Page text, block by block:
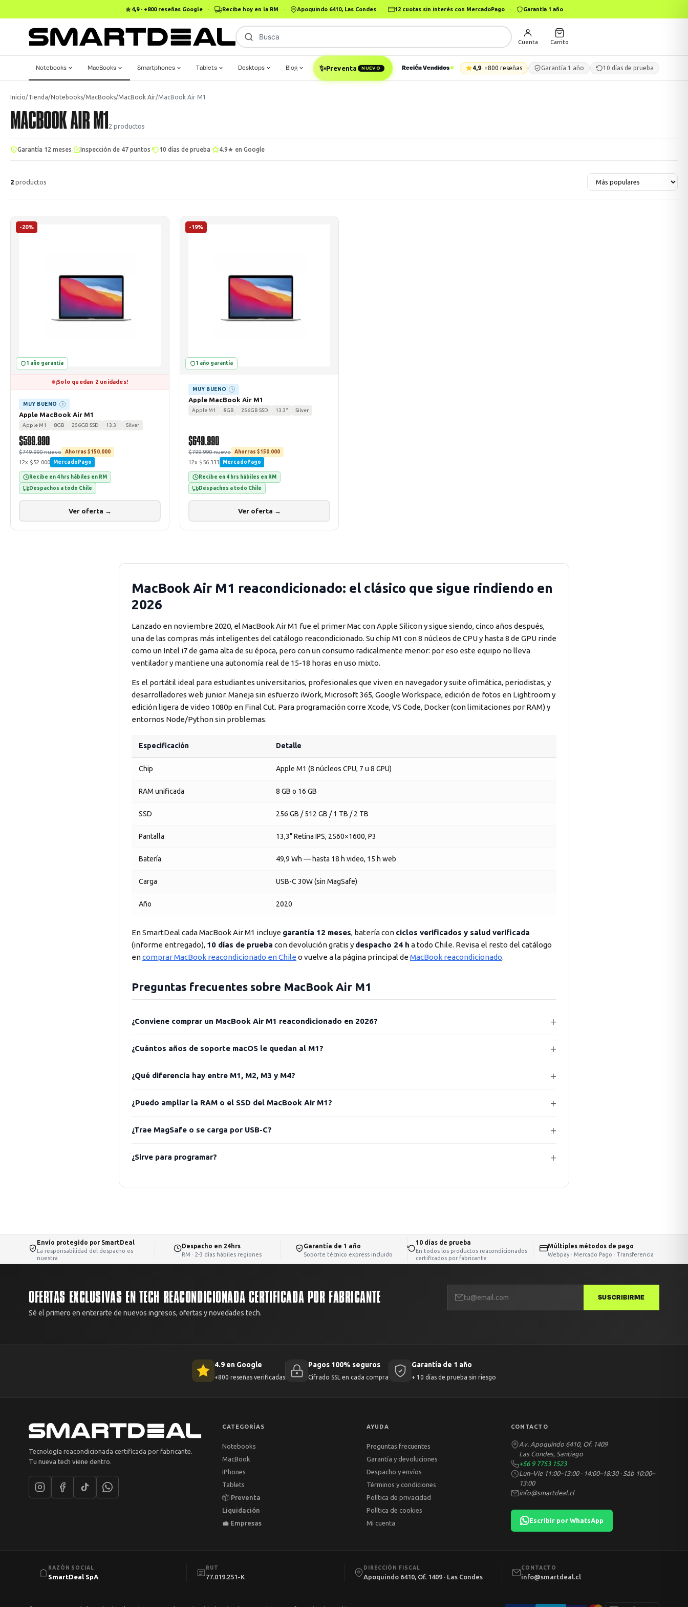
4,9 · +800 reseñas Google · Recibe hoy en la RM · Apoquindo 6410, Las Condes · 12 cuotas sin interés con MercadoPago · Garantía 1 año
Busca
Cuenta Carrito
Notebooks MacBooks Smartphones Tablets Desktops Blog ✨Preventa NUEVO Recién Vendidos 4,9· +800 reseñas Garantía 1 año 10 días de prueba
Inicio/Tienda/Notebooks/MacBooks/MacBook Air/MacBook Air M1
MACBOOK AIR M1 2 productos
Garantía 12 meses Inspección de 47 puntos 10 días de prueba 4.9★ en Google
2 productos
-20%
1 año garantía
¡Solo quedan 2 unidades!
MUY BUENO ?
Apple MacBook Air M1
Apple M1 8GB 256GB SSD 13.3" Silver
$599.990
$749.990 nuevo Ahorras $150.000
12x $52.000 MercadoPago
Recibe en 4 hrs hábiles en RM
Despachos a todo Chile
Ver oferta →
-19%
1 año garantía
MUY BUENO ?
Apple MacBook Air M1
Apple M1 8GB 256GB SSD 13.3" Silver
$649.990
$799.990 nuevo Ahorras $150.000
12x $56.333 MercadoPago
Recibe en 4 hrs hábiles en RM
Despachos a todo Chile
Ver oferta →
MacBook Air M1 reacondicionado: el clásico que sigue rindiendo en
2026
Lanzado en noviembre 2020, el MacBook Air M1 fue el primer Mac con Apple Silicon y sigue siendo, cinco años después,
una de las compras más inteligentes del catálogo reacondicionado. Su chip M1 con 8 núcleos de CPU y hasta 8 de GPU rinde
como un Intel i7 de gama alta de su época, pero con un consumo radicalmente menor: por eso este equipo no lleva
ventilador y mantiene una autonomía real de 15-18 horas en uso mixto.
Es el portátil ideal para estudiantes universitarios, profesionales que viven en navegador y suite ofimática, periodistas, y
desarrolladores web junior. Maneja sin esfuerzo iWork, Microsoft 365, Google Workspace, edición de fotos en Lightroom y
edición ligera de video 1080p en Final Cut. Para programación corre Xcode, VS Code, Docker (con limitaciones por RAM) y
entornos Node/Python sin problemas.
Especificación Detalle
Chip Apple M1 (8 núcleos CPU, 7 u 8 GPU)
RAM unificada 8 GB o 16 GB
SSD 256 GB / 512 GB / 1 TB / 2 TB
Pantalla 13,3" Retina IPS, 2560×1600, P3
Batería 49,9 Wh — hasta 18 h video, 15 h web
Carga USB-C 30W (sin MagSafe)
Año 2020
En SmartDeal cada MacBook Air M1 incluye garantía 12 meses, batería con ciclos verificados y salud verificada
(informe entregado), 10 días de prueba con devolución gratis y despacho 24 h a todo Chile. Revisa el resto del catálogo
encomprar MacBook reacondicionado en Chile o vuelve a la página principal deMacBook reacondicionado.
Preguntas frecuentes sobre MacBook Air M1
¿Conviene comprar un MacBook Air M1 reacondicionado en 2026?
¿Cuántos años de soporte macOS le quedan al M1?
¿Qué diferencia hay entre M1, M2, M3 y M4?
¿Puedo ampliar la RAM o el SSD del MacBook Air M1?
¿Trae MagSafe o se carga por USB-C?
¿Sirve para programar?
Envío protegido por SmartDeal
La responsabilidad del despacho es
nuestra
Despacho en 24hrs
RM · 2-3 días hábiles regiones
Garantía de 1 año
Soporte técnico express incluido
10 días de prueba
En todos los productos reacondicionados
certificados por fabricante
Múltiples métodos de pago
Webpay · Mercado Pago · Transferencia
OFERTAS EXCLUSIVAS EN TECH REACONDICIONADA CERTIFICADA POR FABRICANTE
Sé el primero en enterarte de nuevos ingresos, ofertas y novedades tech.
SUSCRIBIRME
4.9 en Google
+800 reseñas verificadas
Pagos 100% seguros
Cifrado SSL en cada compra
Garantía de 1 año
+ 10 días de prueba sin riesgo
Tecnología reacondicionada certificada por fabricante.
Tu nueva tech viene dentro.
CATEGORÍAS
Notebooks
MacBook
iPhones
Tablets
📦 Preventa
Liquidación
💼 Empresas
AYUDA
Preguntas frecuentes
Garantía y devoluciones
Despacho y envíos
Términos y condiciones
Política de privacidad
Política de cookies
Mi cuenta
CONTACTO
Av. Apoquindo 6410, Of. 1409
Las Condes, Santiago
+56 9 7753 1523
Lun–Vie 11:00–13:00 · 14:00–18:30 · Sáb 10:00–
13:00
info@smartdeal.cl
Escribir por WhatsApp
RAZÓN SOCIAL
SmartDeal SpA
RUT
77.019.251-K
DIRECCIÓN FISCAL
Apoquindo 6410, Of. 1409 · Las Condes
CONTACTO
info@smartdeal.cl